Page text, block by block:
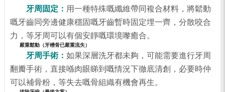
牙周固定： 用一種特殊嘅纖維帶同複合材料，將鬆動
嘅牙齒同旁邊健康穩固嘅牙齒暫時固定埋一齊，分散咬合
力，等牙周可以有個安靜嘅環境嚟癒合。
嚴重鬆動（牙槽骨已嚴重流失）
牙周手術： 如果深層洗牙都未夠，可能需要進行牙周
翻瓣手術，直接喺肉眼睇到嘅情況下徹底清創，必要時仲
可以補骨粉，等失去嘅骨組織有機會再生。